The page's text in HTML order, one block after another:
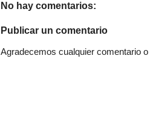
No hay comentarios:
Publicar un comentario
Agradecemos cualquier comentario